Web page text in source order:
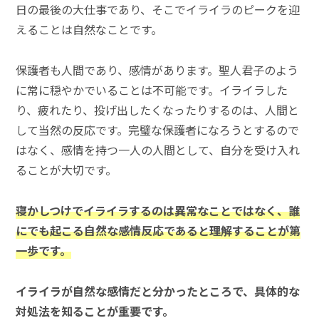
日の最後の大仕事であり、そこでイライラのピークを迎
えることは自然なことです。
保護者も人間であり、感情があります。聖人君子のよう
に常に穏やかでいることは不可能です。イライラした
り、疲れたり、投げ出したくなったりするのは、人間と
して当然の反応です。完璧な保護者になろうとするので
はなく、感情を持つ一人の人間として、自分を受け入れ
ることが大切です。
寝かしつけでイライラするのは異常なことではなく、誰
にでも起こる自然な感情反応であると理解することが第
一歩です。
イライラが自然な感情だと分かったところで、具体的な
対処法を知ることが重要です。